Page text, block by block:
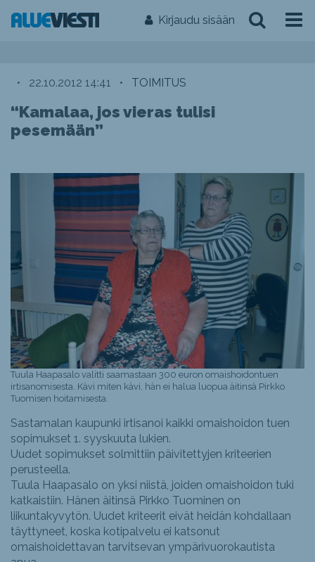
Kirjaudu sisään
• 22.10.2012 14:41 • TOIMITUS
“Kamalaa, jos vieras tulisi
pesemään”
Tuula Haapasalo valitti saamastaan 300 euron omaishoidontuen
irtisanomisesta. Kävi miten kävi, hän ei halua luopua äitinsä Pirkko
Tuomisen hoitamisesta.
Sastamalan kaupunki irtisanoi kaikki omaishoidon tuen
sopimukset 1. syyskuuta lukien.
Uudet sopimukset solmittiin päivitettyjen kriteerien
perusteella.
Tuula Haapasalo on yksi niistä, joiden omaishoidon tuki
katkaistiin. Hänen äitinsä Pirkko Tuominen on
liikuntakyvytön. Uudet kriteerit eivät heidän kohdallaan
täyttyneet, koska kotipalvelu ei katsonut
omaishoidettavan tarvitsevan ympärivuorokautista